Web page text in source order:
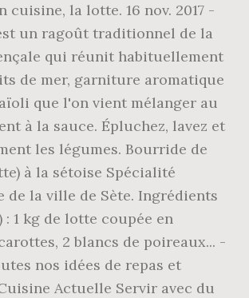
cuisine, la lotte. 16 nov. 2017 -
un ragoût traditionnel de la
qui réunit habituellement
de mer, garniture aromatique
que l'on vient mélanger au
à la sauce. Épluchez, lavez et
les légumes. Bourride de
à la sétoise Spécialité
la ville de Sète. Ingrédients
: 1 kg de lotte coupée en
2 blancs de poireaux... -
nos idées de repas et
Actuelle Servir avec du